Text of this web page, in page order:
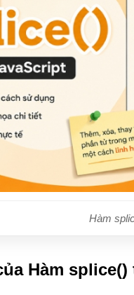
Hàm
Hàm